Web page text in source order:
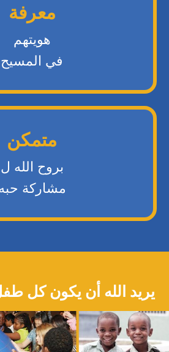
معرفة
هويتهم
في المسيح
متمكن
بروح الله ل
مشاركة
يريد الله أن يكون كل